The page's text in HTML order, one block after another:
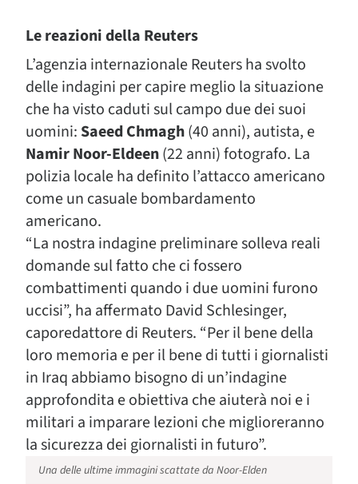
Le reazioni della Reuters
L’agenzia internazionale Reuters ha svolto
delle indagini per capire meglio la situazione
che ha visto caduti sul campo due dei suoi
uomini: Saeed Chmagh(40 anni), autista, e
Namir Noor-Eldeen(22 anni) fotografo. La
polizia locale ha definito l’attacco americano
come un casuale bombardamento
americano.
“La nostra indagine preliminare solleva reali
domande sul fatto che ci fossero
combattimenti quando i due uomini furono
uccisi”, ha affermato David Schlesinger,
caporedattore di Reuters. “Per il bene della
loro memoria e per il bene di tutti i giornalisti
in Iraq abbiamo bisogno di un’indagine
approfondita e obiettiva che aiuterà noi e i
militari a imparare lezioni che miglioreranno
la sicurezza dei giornalisti in futuro”.
Una delle ultime immagini scattate da Noor-Elden